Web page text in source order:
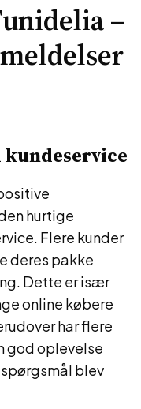
–
hurtige
Flere kunder
deres pakke
Dette er især
online købere
har flere
god oplevelse
blev